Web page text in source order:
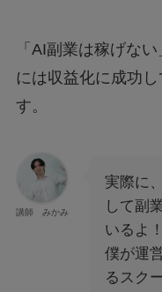
「AI副業は稼げな
には収益化に成功
す。
講師 みかみ
実際に
して副
いるよ！
僕が運
るスク